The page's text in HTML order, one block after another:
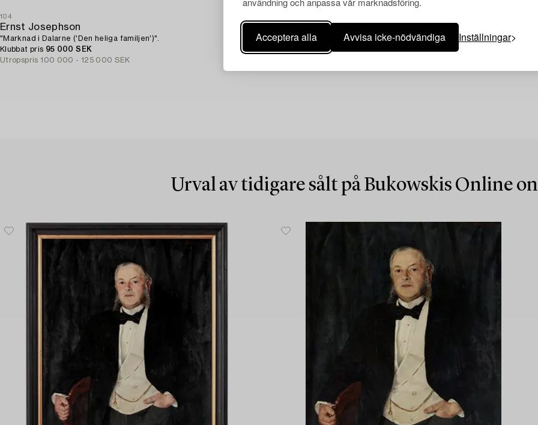
Acceptera alla Avvisa icke-nödvändiga Inställningar
104
Ernst Josephson
"Marknad i Dalarne ('Den heliga familjen')".
Klubbat pris 95 000 SEK
Utropspris 100 000 - 125 000 SEK
Urval av tidigare sålt på Bukowskis Online